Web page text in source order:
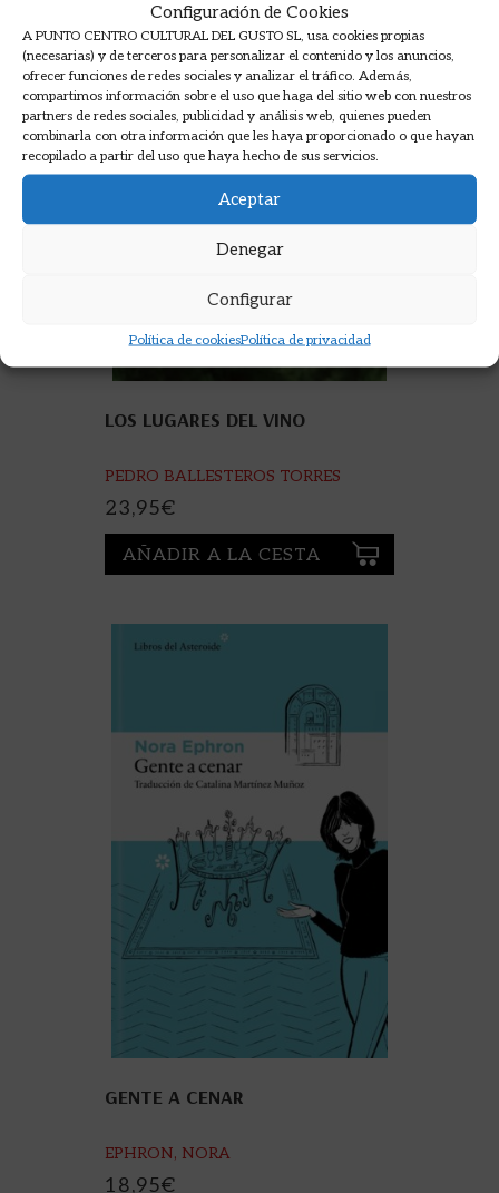
Configuración de Cookies
A PUNTO CENTRO CULTURAL DEL GUSTO SL, usa cookies propias
(necesarias) y de terceros para personalizar el contenido y los anuncios,
ofrecer funciones de redes sociales y analizar el tráfico. Además,
compartimos información sobre el uso que haga del sitio web con nuestros
partners de redes sociales, publicidad y análisis web, quienes pueden
combinarla con otra información que les haya proporcionado o que hayan
recopilado a partir del uso que haya hecho de sus servicios.
Aceptar
Denegar
Configurar
Política de cookiesPolítica de privacidad
LOS LUGARES DEL VINO
PEDRO BALLESTEROS TORRES
23,95€
AÑADIR A LA CESTA
GENTE A CENAR
EPHRON, NORA
18,95€